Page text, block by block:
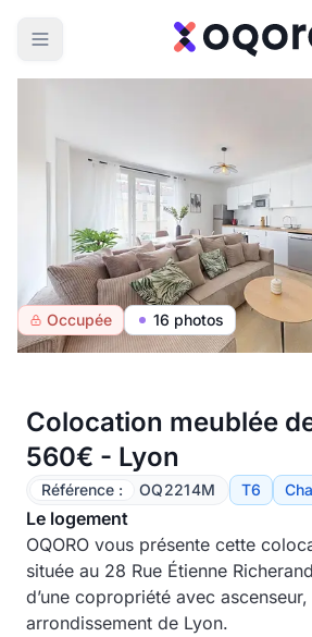
Occupée 16 photos
Colocation meublée
560€ - Lyon
Référence : OQ2214M T6
Le logement
OQORO vous présente cette
située au 28 Rue Étienne
d’une copropriété avec
arrondissement de Lyon.